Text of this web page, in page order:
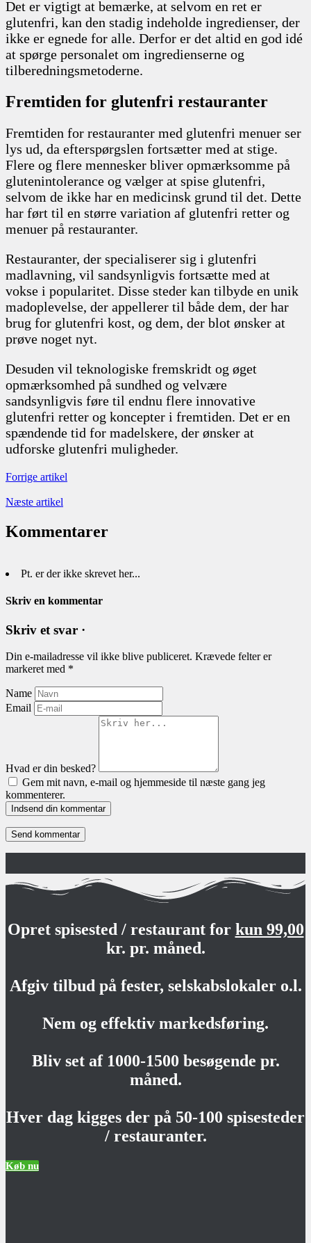
Det er vigtigt at bemærke, at selvom en ret er
glutenfri, kan den stadig indeholde ingredienser, der
ikke er egnede for alle. Derfor er det altid en god idé
at spørge personalet om ingredienserne og
tilberedningsmetoderne.
Fremtiden for glutenfri restauranter
Fremtiden for restauranter med glutenfri menuer ser
lys ud, da efterspørgslen fortsætter med at stige.
Flere og flere mennesker bliver opmærksomme på
glutenintolerance og vælger at spise glutenfri,
selvom de ikke har en medicinsk grund til det. Dette
har ført til en større variation af glutenfri retter og
menuer på restauranter.
Restauranter, der specialiserer sig i glutenfri
madlavning, vil sandsynligvis fortsætte med at
vokse i popularitet. Disse steder kan tilbyde en unik
madoplevelse, der appellerer til både dem, der har
brug for glutenfri kost, og dem, der blot ønsker at
prøve noget nyt.
Desuden vil teknologiske fremskridt og øget
opmærksomhed på sundhed og velvære
sandsynligvis føre til endnu flere innovative
glutenfri retter og koncepter i fremtiden. Det er en
spændende tid for madelskere, der ønsker at
udforske glutenfri muligheder.
Forrige artikel
Næste artikel
Kommentarer
Pt. er der ikke skrevet her...
Skriv en kommentar
Skriv et svar ·
Din e-mailadresse vil ikke blive publiceret. Krævede felter er
markeret med *
Name
Email
Hvad er din besked?
Gem mit navn, e-mail og hjemmeside til næste gang jeg
kommenterer.
Indsend din kommentar
Opret spisested / restaurant for kun 99,00
kr. pr. måned.
Afgiv tilbud på fester, selskabslokaler o.l.
Nem og effektiv markedsføring.
Bliv set af 1000-1500 besøgende pr.
måned.
Hver dag kigges der på 50-100 spisesteder
/ restauranter.
Køb nu